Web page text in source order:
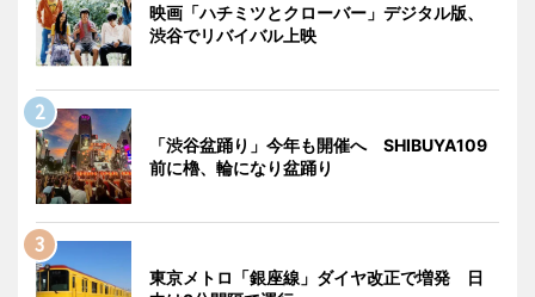
映画「ハチミツとクローバー」デジタル版、
渋谷でリバイバル上映
「渋谷盆踊り」今年も開催へ SHIBUYA109
前に櫓、輪になり盆踊り
東京メトロ「銀座線」ダイヤ改正で増発 日